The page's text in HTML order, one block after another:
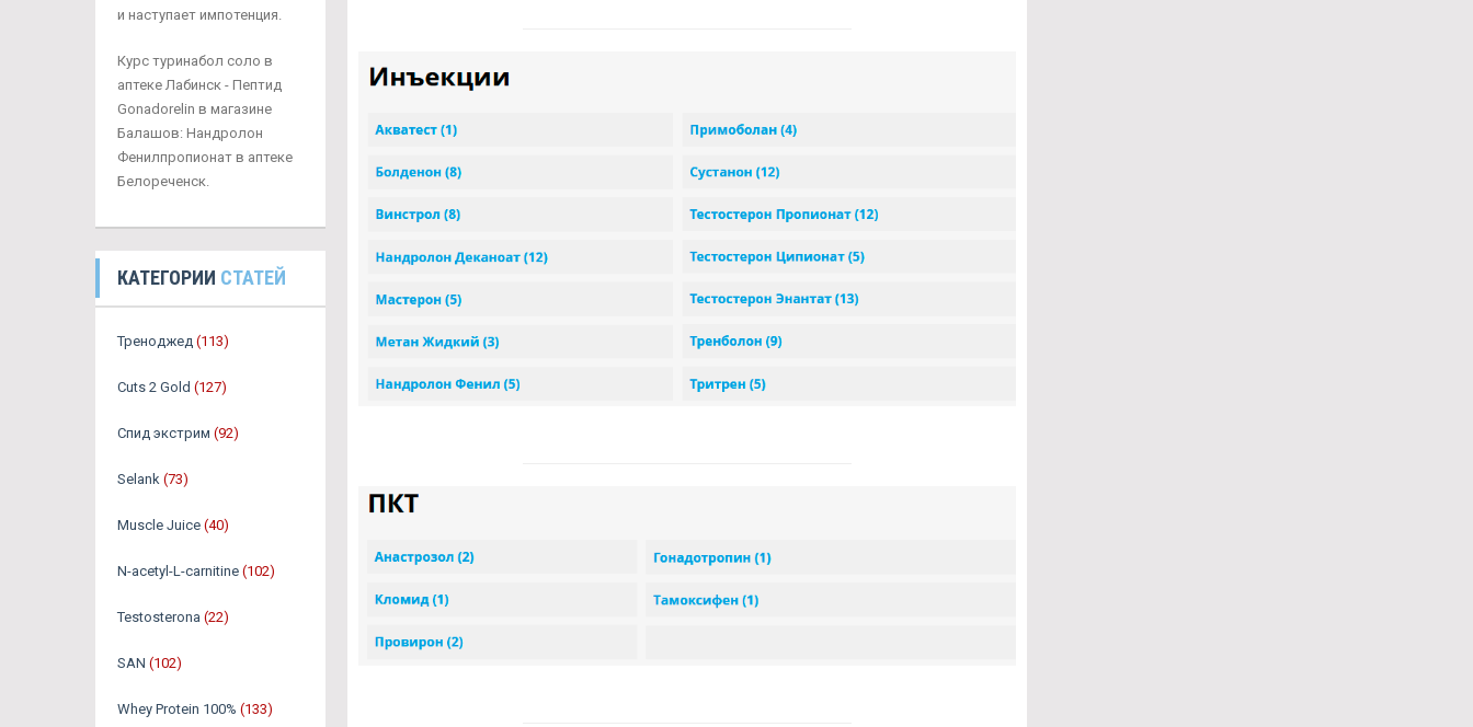
и наступает импотенция.
Курс туринабол соло в
аптеке Лабинск - Пептид
Gonadorelin в магазине
Балашов: Нандролон
Фенилпропионат в аптеке
Белореченск.
КАТЕГОРИИ СТАТЕЙ
Треноджед (113)
Cuts 2 Gold (127)
Спид экстрим (92)
Selank (73)
Muscle Juice (40)
N-acetyl-L-carnitine (102)
Testosterona (22)
SAN (102)
Whey Protein 100% (133)